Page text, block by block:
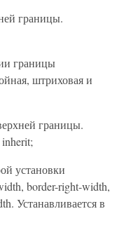
границы.
границы
штриховая и
границы.
установки
border-right-width,
Устанавливается в